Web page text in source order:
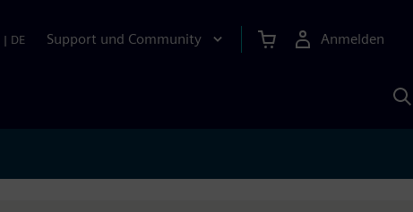
| DE Support und Community Anmelden
KI